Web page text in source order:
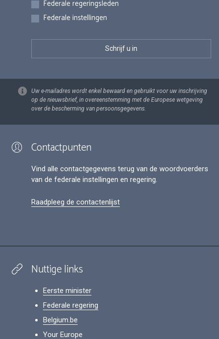
Federale regeringsleden
Federale instellingen
Uw e-mailadres wordt enkel bewaard en gebruikt voor uw inschrijving
op de nieuwsbrief, in overeenstemming met de Europese wetgeving
over de bescherming van persoonsgegevens.
Contactpunten
Vind alle contactgegevens terug van de woordvoerders
van de federale instellingen en regering.
Raadpleeg de contactenlijst
Nuttige links
Eerste minister
Federale regering
Belgium.be
Your Europe